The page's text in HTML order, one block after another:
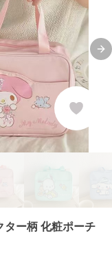
ター柄 化粧ポーチ